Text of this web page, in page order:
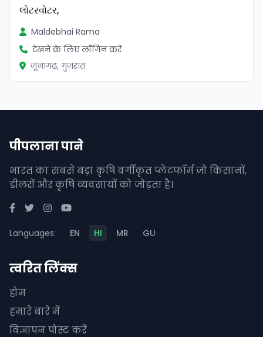
લોટરવોટર,
Maldebhai Rama
देखने के लिए लॉगिन करें
जूनागढ़, गुजरात
पीपलाना पाने
भारत का सबसे बड़ा कृषि वर्गीकृत प्लेटफॉर्म जो किसानों,
डीलरों और कृषि व्यवसायों को जोड़ता है।
Languages: EN HI MR GU
त्वरित लिंक्स
होम
हमारे बारे में
विज्ञापन पोस्ट करें